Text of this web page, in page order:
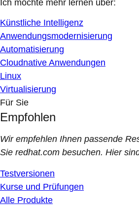
Ich möchte mehr lernen über:
Künstliche Intelligenz
Anwendungsmodernisierung
Automatisierung
Cloudnative Anwendungen
Linux
Virtualisierung
Für Sie
Empfohlen
Wir empfehlen Ihnen passende
Sie redhat.com besuchen. Hier
Testversionen
Kurse und Prüfungen
Alle Produkte